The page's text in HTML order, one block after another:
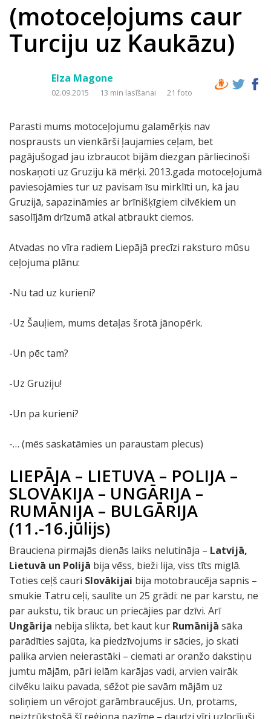
(motoceļojums caur
Turciju uz Kaukāzu)
Elza Magone
02.09.2015 13 min lasīšanai 21 foto
Parasti mums motoceļojumu galamērķis nav
nosprausts un vienkārši ļaujamies ceļam, bet
pagājušogad jau izbraucot bijām diezgan pārliecinoši
noskaņoti uz Gruziju kā mērķi. 2013.gada motoceļojumā
paviesojāmies tur uz pavisam īsu mirklīti un, kā jau
Gruzijā, sapazināmies ar brīnišķīgiem cilvēkiem un
sasolījām drīzumā atkal atbraukt ciemos.
Atvadas no vīra radiem Liepājā precīzi raksturo mūsu
ceļojuma plānu:
-Nu tad uz kurieni?
-Uz Šauļiem, mums detaļas šrotā jānopērk.
-Un pēc tam?
-Uz Gruziju!
-Un pa kurieni?
-… (mēs saskatāmies un paraustam plecus)
LIEPĀJA – LIETUVA – POLIJA –
SLOVĀKIJA – UNGĀRIJA –
RUMĀNIJA – BULGĀRIJA
(11.-16.jūlijs)
Brauciena pirmajās dienās laiks nelutināja – Latvijā,
Lietuvā un Polijā bija vēss, bieži lija, viss tīts miglā.
Toties ceļš cauri Slovākijai bija motobraucēja sapnis –
smukie Tatru ceļi, saulīte un 25 grādi: ne par karstu, ne
par aukstu, tik brauc un priecājies par dzīvi. Arī
Ungārija nebija slikta, bet kaut kur Rumānijā sāka
parādīties sajūta, ka piedzīvojums ir sācies, jo skati
palika arvien neierastāki – ciemati ar oranžo dakstiņu
jumtu mājām, pāri ielām karājas vadi, arvien vairāk
cilvēku laiku pavada, sēžot pie savām mājām uz
soliņiem un vērojot garāmbraucējus. Un, protams,